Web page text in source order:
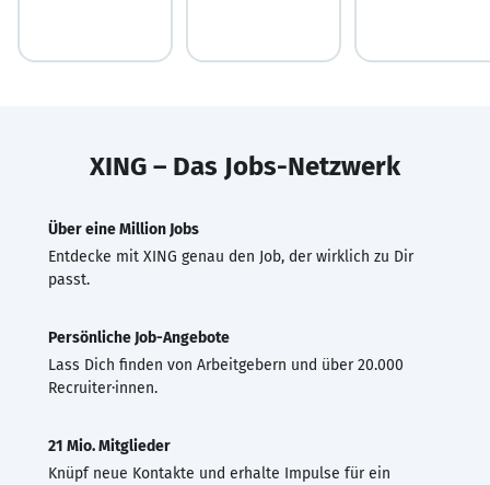
XING – Das Jobs-Netzwerk
Über eine Million Jobs
Entdecke mit XING genau den Job, der wirklich zu Dir
passt.
Persönliche Job-Angebote
Lass Dich finden von Arbeitgebern und über 20.000
Recruiter·innen.
21 Mio. Mitglieder
Knüpf neue Kontakte und erhalte Impulse für ein